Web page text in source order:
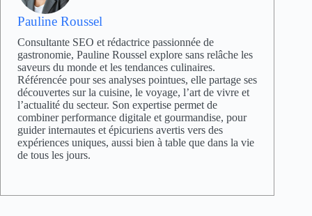
Pauline Roussel
Consultante SEO et rédactrice passionnée de
gastronomie, Pauline Roussel explore sans relâche les
saveurs du monde et les tendances culinaires.
Référencée pour ses analyses pointues, elle partage ses
découvertes sur la cuisine, le voyage, l’art de vivre et
l’actualité du secteur. Son expertise permet de
combiner performance digitale et gourmandise, pour
guider internautes et épicuriens avertis vers des
expériences uniques, aussi bien à table que dans la vie
de tous les jours.